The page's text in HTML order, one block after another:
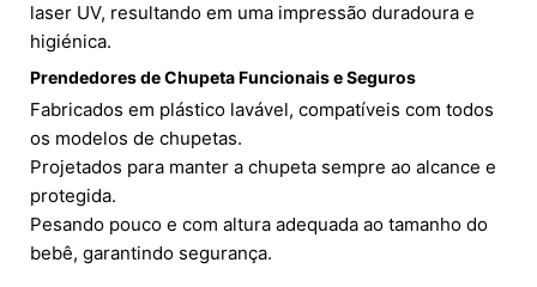
laser UV, resultando em uma impressão duradoura e
higiénica.
Prendedores de Chupeta Funcionais e Seguros
Fabricados em plástico lavável, compatíveis com todos
os modelos de chupetas.
Projetados para manter a chupeta sempre ao alcance e
protegida.
Pesando pouco e com altura adequada ao tamanho do
bebê, garantindo segurança.